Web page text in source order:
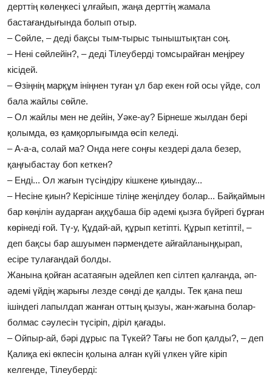
дерттің көлеңкесі ұлғайып, жаңа дерттің жамала
бастағандығында болып отыр.
– Сөйле, – деді бақсы тым-тырыс тыныштықтан соң.
– Нені сөйлейін?, – деді Тілеуберді томсырайған меңіреу
кісідей.
– Өзіңнің марқұм ініңнен туған ұл бар екен ғой осы үйде, сол
бала жайлы сөйле.
– Ол жайлы мен не дейін, Уәке-ау? Бірнеше жылдан бері
қолымда, өз қамқорлығымда өсіп келеді.
– А-а-а, солай ма? Онда неге соңғы кездері дала безер,
қаңғыбастау боп кеткен?
– Енді... Ол жағын түсіндіру кішкене қиындау...
– Несіне қиын? Керісінше тіліңе жеңілдеу болар... Байқаймын
бар көңілін аударған аққұбаша бір әдемі қызға бүйрегі бұрған
көрінеді ғой. Тү-у, Құдай-ай, құрып кетіпті. Құрып кетіпті!, –
деп бақсы бар ашуымен пәрмендете айғайланыңқырап,
есіре тулағандай болды.
Жанына қойған асатаяғын әдейлеп кеп сілтеп қалғанда, әп-
әдемі үйдің жарығы лезде сөнді де қалды. Тек қана пеш
ішіндегі лапылдап жанған оттың қызуы, жан-жағына болар-
болмас сәулесін түсіріп, діріл қағады.
– Ойпыр-ай, бәрі дұрыс па Түкей? Тағы не боп қалды?, – деп
Қалиқа екі өкпесін қолына алған күйі үлкен үйге кіріп
келгенде, Тілеуберді: